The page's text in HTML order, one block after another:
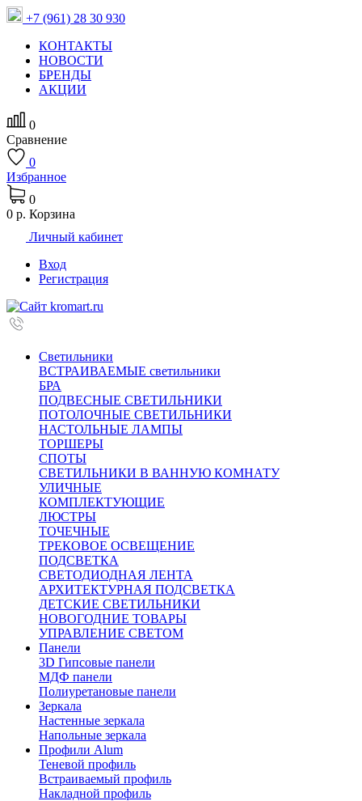
+7 (961) 28 30 930
КОНТАКТЫ
НОВОСТИ
БРЕНДЫ
АКЦИИ
0
Сравнение
0
Избранное
0
0 р. Корзина
Личный кабинет
Вход
Регистрация
Светильники
ВСТРАИВАЕМЫЕ светильники
БРА
ПОДВЕСНЫЕ СВЕТИЛЬНИКИ
ПОТОЛОЧНЫЕ СВЕТИЛЬНИКИ
НАСТОЛЬНЫЕ ЛАМПЫ
ТОРШЕРЫ
СПОТЫ
СВЕТИЛЬНИКИ В ВАННУЮ КОМНАТУ
УЛИЧНЫЕ
КОМПЛЕКТУЮЩИЕ
ЛЮСТРЫ
ТОЧЕЧНЫЕ
ТРЕКОВОЕ ОСВЕЩЕНИЕ
ПОДСВЕТКА
СВЕТОДИОДНАЯ ЛЕНТА
АРХИТЕКТУРНАЯ ПОДСВЕТКА
ДЕТСКИЕ СВЕТИЛЬНИКИ
НОВОГОДНИЕ ТОВАРЫ
УПРАВЛЕНИЕ СВЕТОМ
Панели
3D Гипсовые панели
МДФ панели
Полиуретановые панели
Зеркала
Настенные зеркала
Напольные зеркала
Профили Alum
Теневой профиль
Встраиваемый профиль
Накладной профиль